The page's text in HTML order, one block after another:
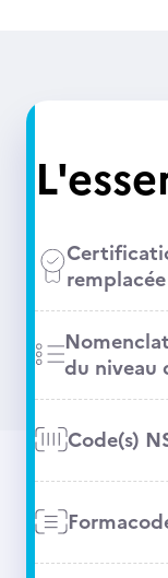
du niveau
Code(s)